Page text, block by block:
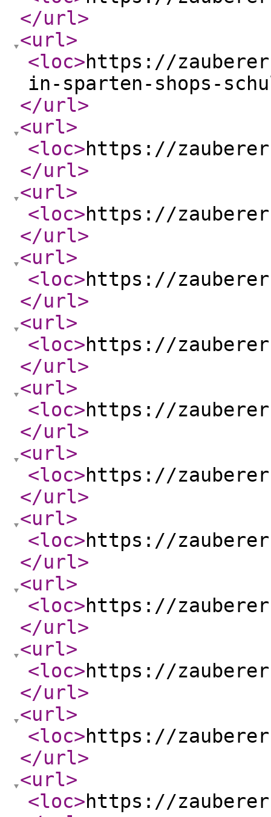
</url>
<url>
<loc>https://
in-sparten-shops-
</url>
<url>
<loc>https://
</url>
<url>
<loc>https://
</url>
<url>
<loc>https://
</url>
<url>
<loc>https://
</url>
<url>
<loc>https://
</url>
<url>
<loc>https://
</url>
<url>
<loc>https://
</url>
<url>
<loc>https://
</url>
<url>
<loc>https://
</url>
<url>
<loc>https://
</url>
<url>
<loc>https://